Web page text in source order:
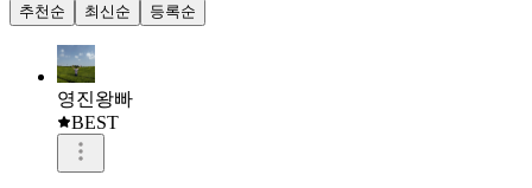
추천순
최신순 등록순
영진왕빠
BEST